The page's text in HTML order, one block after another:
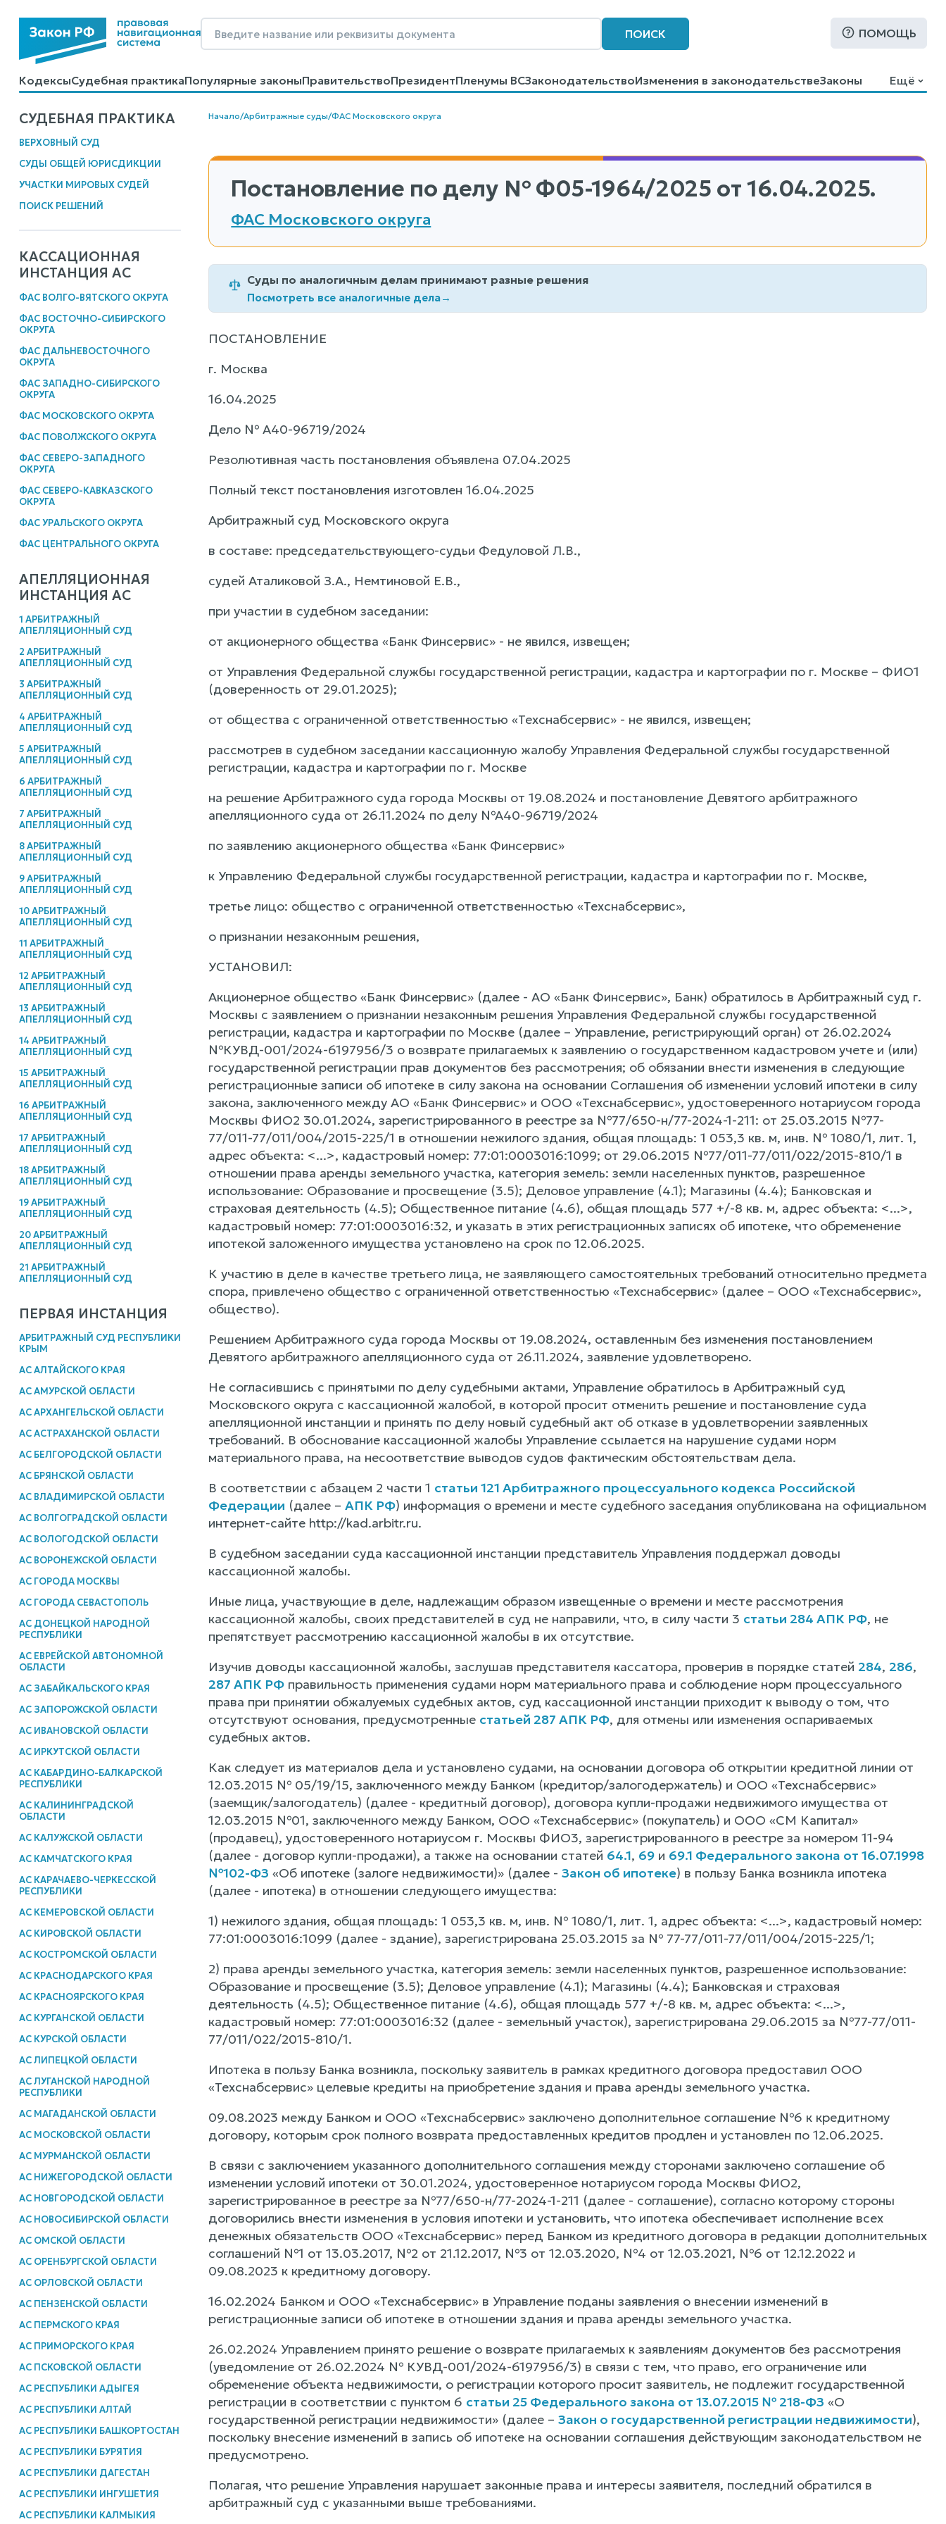
ПОИСК ПОМОЩЬ
КодексыСудебная практикаПопулярные законыПравительствоПрезидентПленумы ВСЗаконодательствоИзменения в законодательствеЗаконы
КалькуляторыСправочные материалыОбразцы договоровКонтактыПомощьПоиск
Ещё
СУДЕБНАЯ ПРАКТИКА
ВЕРХОВНЫЙ СУД
СУДЫ ОБЩЕЙ ЮРИСДИКЦИИ
УЧАСТКИ МИРОВЫХ СУДЕЙ
ПОИСК РЕШЕНИЙ
КАССАЦИОННАЯ
ИНСТАНЦИЯ АС
ФАС ВОЛГО-ВЯТСКОГО ОКРУГА
ФАС ВОСТОЧНО-СИБИРСКОГО
ОКРУГА
ФАС ДАЛЬНЕВОСТОЧНОГО
ОКРУГА
ФАС ЗАПАДНО-СИБИРСКОГО
ОКРУГА
ФАС МОСКОВСКОГО ОКРУГА
ФАС ПОВОЛЖСКОГО ОКРУГА
ФАС СЕВЕРО-ЗАПАДНОГО
ОКРУГА
ФАС СЕВЕРО-КАВКАЗСКОГО
ОКРУГА
ФАС УРАЛЬСКОГО ОКРУГА
ФАС ЦЕНТРАЛЬНОГО ОКРУГА
АПЕЛЛЯЦИОННАЯ
ИНСТАНЦИЯ АС
1 АРБИТРАЖНЫЙ
АПЕЛЛЯЦИОННЫЙ СУД
2 АРБИТРАЖНЫЙ
АПЕЛЛЯЦИОННЫЙ СУД
3 АРБИТРАЖНЫЙ
АПЕЛЛЯЦИОННЫЙ СУД
4 АРБИТРАЖНЫЙ
АПЕЛЛЯЦИОННЫЙ СУД
5 АРБИТРАЖНЫЙ
АПЕЛЛЯЦИОННЫЙ СУД
6 АРБИТРАЖНЫЙ
АПЕЛЛЯЦИОННЫЙ СУД
7 АРБИТРАЖНЫЙ
АПЕЛЛЯЦИОННЫЙ СУД
8 АРБИТРАЖНЫЙ
АПЕЛЛЯЦИОННЫЙ СУД
9 АРБИТРАЖНЫЙ
АПЕЛЛЯЦИОННЫЙ СУД
10 АРБИТРАЖНЫЙ
АПЕЛЛЯЦИОННЫЙ СУД
11 АРБИТРАЖНЫЙ
АПЕЛЛЯЦИОННЫЙ СУД
12 АРБИТРАЖНЫЙ
АПЕЛЛЯЦИОННЫЙ СУД
13 АРБИТРАЖНЫЙ
АПЕЛЛЯЦИОННЫЙ СУД
14 АРБИТРАЖНЫЙ
АПЕЛЛЯЦИОННЫЙ СУД
15 АРБИТРАЖНЫЙ
АПЕЛЛЯЦИОННЫЙ СУД
16 АРБИТРАЖНЫЙ
АПЕЛЛЯЦИОННЫЙ СУД
17 АРБИТРАЖНЫЙ
АПЕЛЛЯЦИОННЫЙ СУД
18 АРБИТРАЖНЫЙ
АПЕЛЛЯЦИОННЫЙ СУД
19 АРБИТРАЖНЫЙ
АПЕЛЛЯЦИОННЫЙ СУД
20 АРБИТРАЖНЫЙ
АПЕЛЛЯЦИОННЫЙ СУД
21 АРБИТРАЖНЫЙ
АПЕЛЛЯЦИОННЫЙ СУД
ПЕРВАЯ ИНСТАНЦИЯ
АРБИТРАЖНЫЙ СУД РЕСПУБЛИКИ
КРЫМ
АС АЛТАЙСКОГО КРАЯ
АС АМУРСКОЙ ОБЛАСТИ
АС АРХАНГЕЛЬСКОЙ ОБЛАСТИ
АС АСТРАХАНСКОЙ ОБЛАСТИ
АС БЕЛГОРОДСКОЙ ОБЛАСТИ
АС БРЯНСКОЙ ОБЛАСТИ
АС ВЛАДИМИРСКОЙ ОБЛАСТИ
АС ВОЛГОГРАДСКОЙ ОБЛАСТИ
АС ВОЛОГОДСКОЙ ОБЛАСТИ
АС ВОРОНЕЖСКОЙ ОБЛАСТИ
АС ГОРОДА МОСКВЫ
АС ГОРОДА СЕВАСТОПОЛЬ
АС ДОНЕЦКОЙ НАРОДНОЙ
РЕСПУБЛИКИ
АС ЕВРЕЙСКОЙ АВТОНОМНОЙ
ОБЛАСТИ
АС ЗАБАЙКАЛЬСКОГО КРАЯ
АС ЗАПОРОЖСКОЙ ОБЛАСТИ
АС ИВАНОВСКОЙ ОБЛАСТИ
АС ИРКУТСКОЙ ОБЛАСТИ
АС КАБАРДИНО-БАЛКАРСКОЙ
РЕСПУБЛИКИ
АС КАЛИНИНГРАДСКОЙ
ОБЛАСТИ
АС КАЛУЖСКОЙ ОБЛАСТИ
АС КАМЧАТСКОГО КРАЯ
АС КАРАЧАЕВО-ЧЕРКЕССКОЙ
РЕСПУБЛИКИ
АС КЕМЕРОВСКОЙ ОБЛАСТИ
АС КИРОВСКОЙ ОБЛАСТИ
АС КОСТРОМСКОЙ ОБЛАСТИ
АС КРАСНОДАРСКОГО КРАЯ
АС КРАСНОЯРСКОГО КРАЯ
АС КУРГАНСКОЙ ОБЛАСТИ
АС КУРСКОЙ ОБЛАСТИ
АС ЛИПЕЦКОЙ ОБЛАСТИ
АС ЛУГАНСКОЙ НАРОДНОЙ
РЕСПУБЛИКИ
АС МАГАДАНСКОЙ ОБЛАСТИ
АС МОСКОВСКОЙ ОБЛАСТИ
АС МУРМАНСКОЙ ОБЛАСТИ
АС НИЖЕГОРОДСКОЙ ОБЛАСТИ
АС НОВГОРОДСКОЙ ОБЛАСТИ
АС НОВОСИБИРСКОЙ ОБЛАСТИ
АС ОМСКОЙ ОБЛАСТИ
АС ОРЕНБУРГСКОЙ ОБЛАСТИ
АС ОРЛОВСКОЙ ОБЛАСТИ
АС ПЕНЗЕНСКОЙ ОБЛАСТИ
АС ПЕРМСКОГО КРАЯ
АС ПРИМОРСКОГО КРАЯ
АС ПСКОВСКОЙ ОБЛАСТИ
АС РЕСПУБЛИКИ АДЫГЕЯ
АС РЕСПУБЛИКИ АЛТАЙ
АС РЕСПУБЛИКИ БАШКОРТОСТАН
АС РЕСПУБЛИКИ БУРЯТИЯ
АС РЕСПУБЛИКИ ДАГЕСТАН
АС РЕСПУБЛИКИ ИНГУШЕТИЯ
АС РЕСПУБЛИКИ КАЛМЫКИЯ
Начало/Арбитражные суды/ФАС Московского округа
Постановление по делу № Ф05-1964/2025 от 16.04.2025.
ФАС Московского округа
Суды по аналогичным делам принимают разные решения
Посмотреть все аналогичные дела→
ПОСТАНОВЛЕНИЕ
г. Москва
16.04.2025
Дело № А40-96719/2024
Резолютивная часть постановления объявлена 07.04.2025
Полный текст постановления изготовлен 16.04.2025
Арбитражный суд Московского округа
в составе: председательствующего-судьи Федуловой Л.В.,
судей Аталиковой З.А., Немтиновой Е.В.,
при участии в судебном заседании:
от акционерного общества «Банк Финсервис» - не явился, извещен;
от Управления Федеральной службы государственной регистрации, кадастра и картографии по г. Москве – ФИО1
(доверенность от 29.01.2025);
от общества с ограниченной ответственностью «Техснабсервис» - не явился, извещен;
рассмотрев в судебном заседании кассационную жалобу Управления Федеральной службы государственной
регистрации, кадастра и картографии по г. Москве
на решение Арбитражного суда города Москвы от 19.08.2024 и постановление Девятого арбитражного
апелляционного суда от 26.11.2024 по делу №А40-96719/2024
по заявлению акционерного общества «Банк Финсервис»
к Управлению Федеральной службы государственной регистрации, кадастра и картографии по г. Москве,
третье лицо: общество с ограниченной ответственностью «Техснабсервис»,
о признании незаконным решения,
УСТАНОВИЛ:
Акционерное общество «Банк Финсервис» (далее - АО «Банк Финсервис», Банк) обратилось в Арбитражный суд г.
Москвы с заявлением о признании незаконным решения Управления Федеральной службы государственной
регистрации, кадастра и картографии по Москве (далее – Управление, регистрирующий орган) от 26.02.2024
№КУВД-001/2024-6197956/3 о возврате прилагаемых к заявлению о государственном кадастровом учете и (или)
государственной регистрации прав документов без рассмотрения; об обязании внести изменения в следующие
регистрационные записи об ипотеке в силу закона на основании Соглашения об изменении условий ипотеки в силу
закона, заключенного между АО «Банк Финсервис» и ООО «Техснабсервис», удостоверенного нотариусом города
Москвы ФИО2 30.01.2024, зарегистрированного в реестре за №77/650-н/77-2024-1-211: от 25.03.2015 №77-
77/011-77/011/004/2015-225/1 в отношении нежилого здания, общая площадь: 1 053,3 кв. м, инв. № 1080/1, лит. 1,
адрес объекта: <...>, кадастровый номер: 77:01:0003016:1099; от 29.06.2015 №77/011-77/011/022/2015-810/1 в
отношении права аренды земельного участка, категория земель: земли населенных пунктов, разрешенное
использование: Образование и просвещение (3.5); Деловое управление (4.1); Магазины (4.4); Банковская и
страховая деятельность (4.5); Общественное питание (4.6), общая площадь 577 +/-8 кв. м, адрес объекта: <...>,
кадастровый номер: 77:01:0003016:32, и указать в этих регистрационных записях об ипотеке, что обременение
ипотекой заложенного имущества установлено на срок по 12.06.2025.
К участию в деле в качестве третьего лица, не заявляющего самостоятельных требований относительно предмета
спора, привлечено общество с ограниченной ответственностью «Техснабсервис» (далее – ООО «Техснабсервис»,
общество).
Решением Арбитражного суда города Москвы от 19.08.2024, оставленным без изменения постановлением
Девятого арбитражного апелляционного суда от 26.11.2024, заявление удовлетворено.
Не согласившись с принятыми по делу судебными актами, Управление обратилось в Арбитражный суд
Московского округа с кассационной жалобой, в которой просит отменить решение и постановление суда
апелляционной инстанции и принять по делу новый судебный акт об отказе в удовлетворении заявленных
требований. В обоснование кассационной жалобы Управление ссылается на нарушение судами норм
материального права, на несоответствие выводов судов фактическим обстоятельствам дела.
В соответствии с абзацем 2 части 1 статьи 121 Арбитражного процессуального кодекса Российской
Федерации (далее – АПК РФ) информация о времени и месте судебного заседания опубликована на официальном
интернет-сайте http://kad.arbitr.ru.
В судебном заседании суда кассационной инстанции представитель Управления поддержал доводы
кассационной жалобы.
Иные лица, участвующие в деле, надлежащим образом извещенные о времени и месте рассмотрения
кассационной жалобы, своих представителей в суд не направили, что, в силу части 3 статьи 284 АПК РФ, не
препятствует рассмотрению кассационной жалобы в их отсутствие.
Изучив доводы кассационной жалобы, заслушав представителя кассатора, проверив в порядке статей 284, 286,
287 АПК РФправильность применения судами норм материального права и соблюдение норм процессуального
права при принятии обжалуемых судебных актов, суд кассационной инстанции приходит к выводу о том, что
отсутствуют основания, предусмотренные статьей 287 АПК РФ, для отмены или изменения оспариваемых
судебных актов.
Как следует из материалов дела и установлено судами, на основании договора об открытии кредитной линии от
12.03.2015 № 05/19/15, заключенного между Банком (кредитор/залогодержатель) и ООО «Техснабсервис»
(заемщик/залогодатель) (далее - кредитный договор), договора купли-продажи недвижимого имущества от
12.03.2015 №01, заключенного между Банком, ООО «Техснабсервис» (покупатель) и ООО «СМ Капитал»
(продавец), удостоверенного нотариусом г. Москвы ФИО3, зарегистрированного в реестре за номером 11-94
(далее - договор купли-продажи), а также на основании статей 64.1, 69и 69.1 Федерального закона от 16.07.1998
№102-ФЗ «Об ипотеке (залоге недвижимости)» (далее - Закон об ипотеке) в пользу Банка возникла ипотека
(далее - ипотека) в отношении следующего имущества:
1) нежилого здания, общая площадь: 1 053,3 кв. м, инв. № 1080/1, лит. 1, адрес объекта: <...>, кадастровый номер:
77:01:0003016:1099 (далее - здание), зарегистрирована 25.03.2015 за № 77-77/011-77/011/004/2015-225/1;
2) права аренды земельного участка, категория земель: земли населенных пунктов, разрешенное использование:
Образование и просвещение (3.5); Деловое управление (4.1); Магазины (4.4); Банковская и страховая
деятельность (4.5); Общественное питание (4.6), общая площадь 577 +/-8 кв. м, адрес объекта: <...>,
кадастровый номер: 77:01:0003016:32 (далее - земельный участок), зарегистрирована 29.06.2015 за №77-77/011-
77/011/022/2015-810/1.
Ипотека в пользу Банка возникла, поскольку заявитель в рамках кредитного договора предоставил ООО
«Техснабсервис» целевые кредиты на приобретение здания и права аренды земельного участка.
09.08.2023 между Банком и ООО «Техснабсервис» заключено дополнительное соглашение №6 к кредитному
договору, которым срок полного возврата предоставленных кредитов продлен и установлен по 12.06.2025.
В связи с заключением указанного дополнительного соглашения между сторонами заключено соглашение об
изменении условий ипотеки от 30.01.2024, удостоверенное нотариусом города Москвы ФИО2,
зарегистрированное в реестре за №77/650-н/77-2024-1-211 (далее - соглашение), согласно которому стороны
договорились внести изменения в условия ипотеки и установить, что ипотека обеспечивает исполнение всех
денежных обязательств ООО «Техснабсервис» перед Банком из кредитного договора в редакции дополнительных
соглашений №1 от 13.03.2017, №2 от 21.12.2017, №3 от 12.03.2020, №4 от 12.03.2021, №6 от 12.12.2022 и
09.08.2023 к кредитному договору.
16.02.2024 Банком и ООО «Техснабсервис» в Управление поданы заявления о внесении изменений в
регистрационные записи об ипотеке в отношении здания и права аренды земельного участка.
26.02.2024 Управлением принято решение о возврате прилагаемых к заявлениям документов без рассмотрения
(уведомление от 26.02.2024 № КУВД-001/2024-6197956/3) в связи с тем, что право, его ограничение или
обременение объекта недвижимости, о регистрации которого просит заявитель, не подлежит государственной
регистрации в соответствии с пунктом 6 статьи 25 Федерального закона от 13.07.2015 № 218-ФЗ «О
государственной регистрации недвижимости» (далее – Закон о государственной регистрации недвижимости),
поскольку внесение изменений в запись об ипотеке на основании соглашения действующим законодательством не
предусмотрено.
Полагая, что решение Управления нарушает законные права и интересы заявителя, последний обратился в
арбитражный суд с указанными выше требованиями.